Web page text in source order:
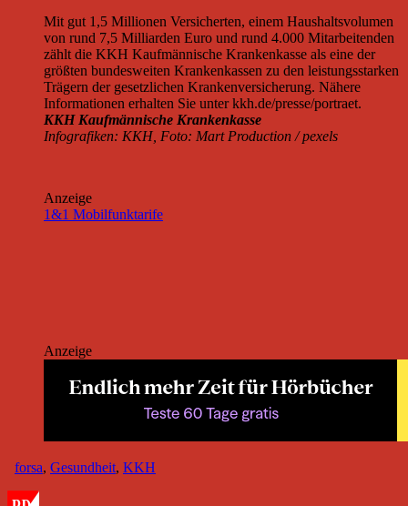
Mit gut 1,5 Millionen Versicherten, einem Haushaltsvolumen
von rund 7,5 Milliarden Euro und rund 4.000 Mitarbeitenden
zählt die KKH Kaufmännische Krankenkasse als eine der
größten bundesweiten Krankenkassen zu den leistungsstarken
Trägern der gesetzlichen Krankenversicherung. Nähere
Informationen erhalten Sie unter kkh.de/presse/portraet.
KKH Kaufmännische Krankenkasse
Infografiken: KKH, Foto: Mart Production / pexels
Anzeige
1&1 Mobilfunktarife
Anzeige
forsa, Gesundheit, KKH